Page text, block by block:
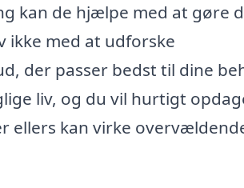
kan de hjælpe med at gøre
ikke med at udforske
der passer bedst til dine
liv, og du vil hurtigt
ellers kan virke